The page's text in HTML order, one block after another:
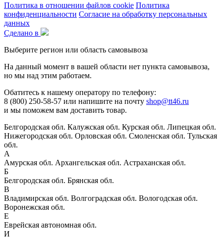
Политика в отношении файлов cookie Политика
конфиденциальности Согласие на обработку персональных
данных
Сделано в
Выберите регион или область самовывоза
На данный момент в вашей области нет пункта самовывоза,
но мы над этим работаем.
Обатитесь к нашему оператору по телефону:
8 (800) 250-58-57 или напишите на почту shop@tt46.ru
и мы поможем вам доставить товар.
Белгородская обл. Калужская обл. Курская обл. Липецкая обл.
Нижегородская обл. Орловская обл. Смоленская обл. Тульская
обл.
А
Амурская обл. Архангельская обл. Астраханская обл.
Б
Белгородская обл. Брянская обл.
В
Владимирская обл. Волгоградская обл. Вологодская обл.
Воронежская обл.
Е
Еврейская автономная обл.
И